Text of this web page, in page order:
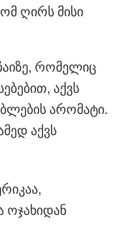
ღირს მისი
რომელიც
აქვს
არომატი.
აქვს
ოჯახიდან